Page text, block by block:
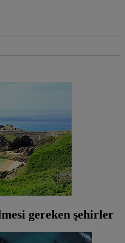
gereken şehirler